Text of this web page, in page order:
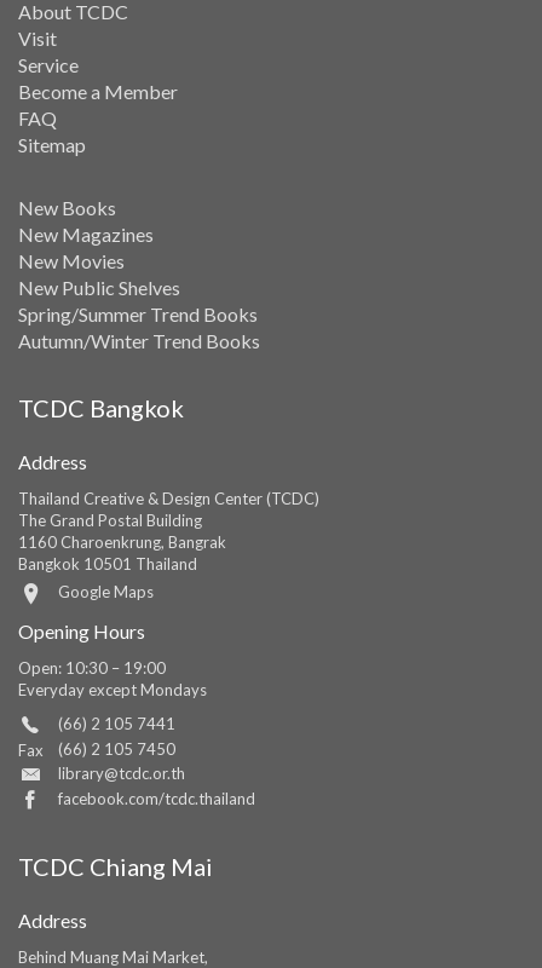
About TCDC
Visit
Service
Become a Member
FAQ
Sitemap
New Books
New Magazines
New Movies
New Public Shelves
Spring/Summer Trend Books
Autumn/Winter Trend Books
TCDC Bangkok
Address
Thailand Creative & Design Center (TCDC)
The Grand Postal Building
1160 Charoenkrung, Bangrak
Bangkok 10501 Thailand
Google Maps
Opening Hours
Open: 10:30 – 19:00
Everyday except Mondays
(66) 2 105 7441
Fax
(66) 2 105 7450
library@tcdc.or.th
facebook.com/tcdc.thailand
TCDC Chiang Mai
Address
Behind Muang Mai Market,